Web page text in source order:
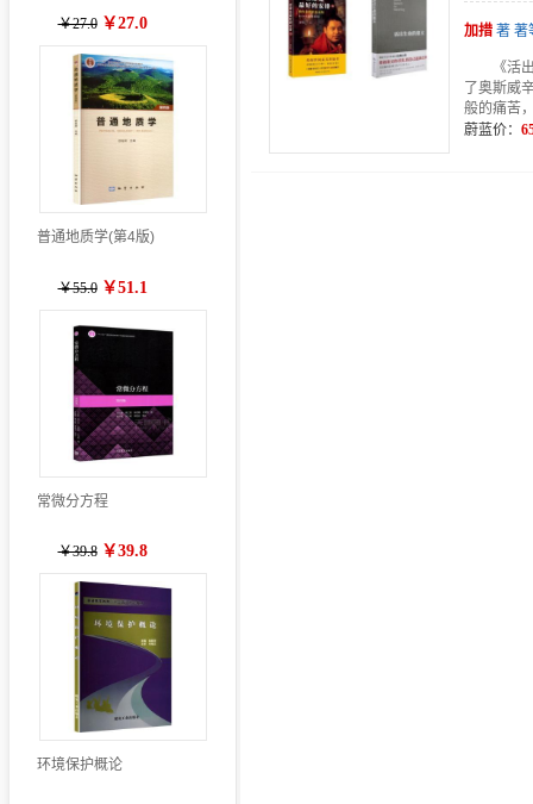
￥27.0 ￥27.0
普通地质学(第4版)
￥55.0 ￥51.1
常微分方程
￥39.8 ￥39.8
环境保护概论
加措 著 著
《活
了奥斯威
般的痛苦
蔚蓝价：